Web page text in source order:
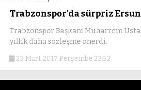
Trabzonspor’da sürpriz
Trabzonspor Başkanı Muharrem
yıllık daha sözleşme önerdi.
23 Mart 2017 Perşembe 23:52